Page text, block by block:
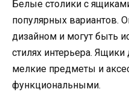
Белые столики с
популярных вариантов.
дизайном и могут быть
стилях интерьера.
мелкие предметы и
функциональными.